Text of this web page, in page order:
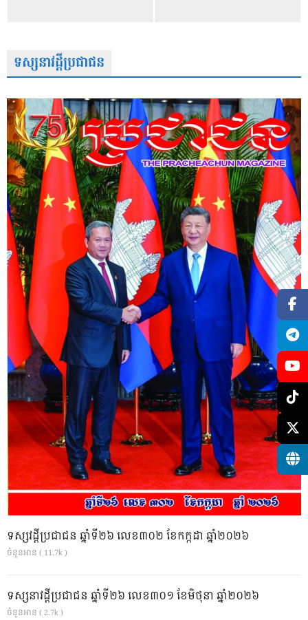
ទស្សនាវដ្តីប្រជាជន
ទស្សវដ្តីប្រជាជន ឆ្នាំទី២៦ លេខ៣០២ ខែកក្កដា ឆ្នាំ២០២៦
ចំនួនអាន ( 11.7k )
ទស្សនាវដ្ដីប្រជាជន ឆ្នាំទី២៦ លេខ៣០១ ខែមិថុនា ឆ្នាំ២០២៦
ចំនួនអាន ( 2.7k )